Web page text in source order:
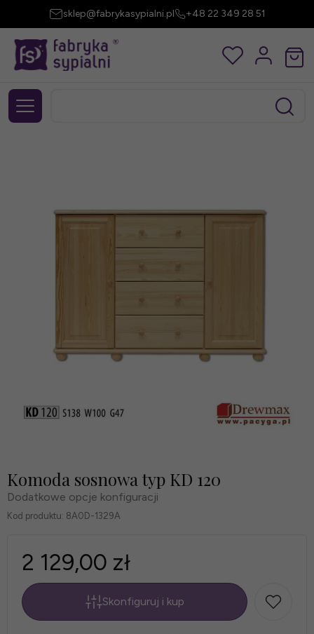
sklep@fabrykasypialni.pl +48 22 349 28 51
Komoda sosnowa typ KD 120
Dodatkowe opcje konfiguracji
Kod produktu: 8A0D-1329A
2 129,00 zł
*szt.
Skonfiguruj i kup